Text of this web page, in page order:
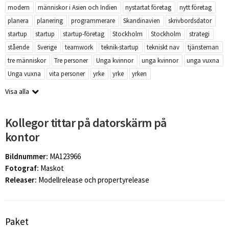
modern
människor i Asien och Indien nystartat företag
nytt företag
planera
planering programmerare Skandinavien
skrivbordsdator
startup
startup startup-företag Stockholm Stockholm
strategi
stående
Sverige teamwork teknik-startup tekniskt nav
tjänsteman
tre människor
Tre personer Unga kvinnor unga kvinnor
unga vuxna
Unga vuxna
vita personer yrke yrke yrken
Visa alla
Kollegor tittar på datorskärm på
kontor
Bildnummer: MA123966
Fotograf: Maskot
Releaser: Modellrelease och propertyrelease
Paket